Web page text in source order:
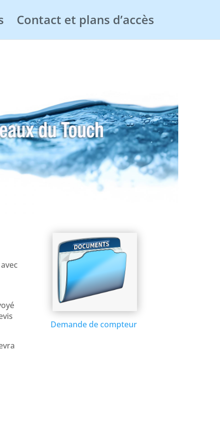
Contact et plans d’accès
Demande de compteur